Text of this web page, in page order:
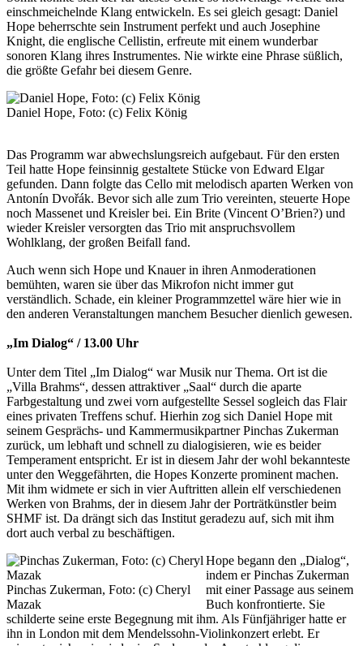
einschmeichelnde Klang entwickeln. Es sei gleich gesagt: Daniel
Hope beherrschte sein Instrument perfekt und auch Josephine
Knight, die englische Cellistin, erfreute mit einem wunderbar
sonoren Klang ihres Instrumentes. Nie wirkte eine Phrase süßlich,
die größte Gefahr bei diesem Genre.
Daniel Hope, Foto: (c) Felix König
Das Programm war abwechslungsreich aufgebaut. Für den ersten
Teil hatte Hope feinsinnig gestaltete Stücke von Edward Elgar
gefunden. Dann folgte das Cello mit melodisch aparten Werken von
Antonín Dvořák. Bevor sich alle zum Trio vereinten, steuerte Hope
noch Massenet und Kreisler bei. Ein Brite (Vincent O’Brien?) und
wieder Kreisler versorgten das Trio mit anspruchsvollem
Wohlklang, der großen Beifall fand.
Auch wenn sich Hope und Knauer in ihren Anmoderationen
bemühten, waren sie über das Mikrofon nicht immer gut
verständlich. Schade, ein kleiner Programmzettel wäre hier wie in
den anderen Veranstaltungen manchem Besucher dienlich gewesen.
„Im Dialog“ / 13.00 Uhr
Unter dem Titel „Im Dialog“ war Musik nur Thema. Ort ist die
„Villa Brahms“, dessen attraktiver „Saal“ durch die aparte
Farbgestaltung und zwei vorn aufgestellte Sessel sogleich das Flair
eines privaten Treffens schuf. Hierhin zog sich Daniel Hope mit
seinem Gesprächs- und Kammermusikpartner Pinchas Zukerman
zurück, um lebhaft und schnell zu dialogisieren, wie es beider
Temperament entspricht. Er ist in diesem Jahr der wohl bekannteste
unter den Weggefährten, die Hopes Konzerte prominent machen.
Mit ihm widmete er sich in vier Auftritten allein elf verschiedenen
Werken von Brahms, der in diesem Jahr der Porträtkünstler beim
SHMF ist. Da drängt sich das Institut geradezu auf, sich mit ihm
dort auch verbal zu beschäftigen.
Pinchas Zukerman, Foto: (c) Cheryl
Mazak
Hope begann den „Dialog“,
indem er Pinchas Zukerman
mit einer Passage aus seinem
Buch konfrontierte. Sie
schilderte seine erste Begegnung mit ihm. Als Fünfjähriger hatte er
ihn in London mit dem Mendelssohn-Violinkonzert erlebt. Er